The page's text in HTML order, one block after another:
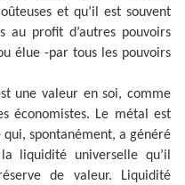
et qu’il est souvent
au profit d’autres pouvoirs
élue -par tous les pouvoirs
une valeur en soi, comme
économistes. Le métal est
spontanément, a généré
liquidité universelle qu’il
de valeur. Liquidité